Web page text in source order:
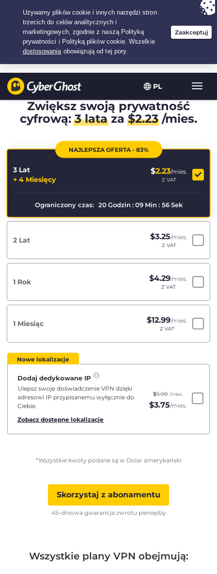
PL
Twój wybór:Najlepsza umowana3.3333333333333-lat w$
/miesiąc
Zwiększ swoją prywatność
cyfrową:3 lataza$2.23/mies.
NAJLEPSZA OFERTA - 83%
3 Lat
+ 4 Miesięcy
$2.23/mies.
Z VAT
Ograniczony czas: 20 Godzin : 09 Min : 56 Sek
2 Lat $3.25/mies.
Z VAT
1 Rok $4.29/mies.
Z VAT
1 Miesiąc $12.99/mies.
Z VAT
Nowe lokalizacje
Dodaj dedykowane IP
Ulepsz swoje doświadczenie VPN dzięki
adresowi IP przypisanemu wyłącznie do
Ciebie.
Zobacz dostępne lokalizacje
$5.00 /mies.
$3.75/mies.
*Wszystkie kwoty podane są w Dolar amerykański
Skorzystaj z abonamentu
45-dniowa gwarancja zwrotu pieniędzy
Wszystkie plany VPN obejmują: